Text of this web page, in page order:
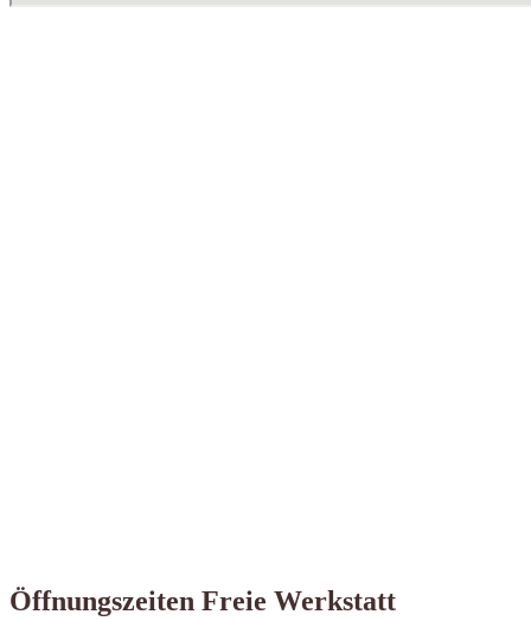
Öffnungszeiten Freie Werkstatt